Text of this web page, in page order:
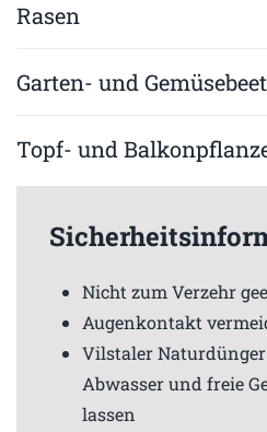
Rasen
Garten- und
Topf- und
Nicht zum Verzehr
Augenkontakt
Vilstaler
Abwasser und freie
lassen